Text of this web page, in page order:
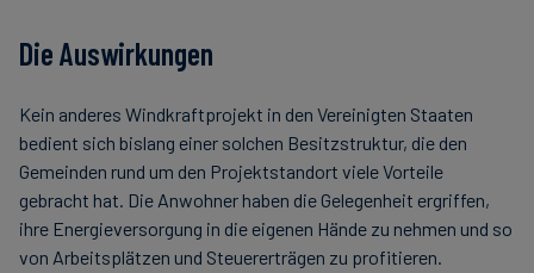
Die Auswirkungen
Kein anderes Windkraftprojekt in den Vereinigten Staaten
bedient sich bislang einer solchen Besitzstruktur, die den
Gemeinden rund um den Projektstandort viele Vorteile
gebracht hat. Die Anwohner haben die Gelegenheit ergriffen,
ihre Energieversorgung in die eigenen Hände zu nehmen und so
von Arbeitsplätzen und Steuererträgen zu profitieren.